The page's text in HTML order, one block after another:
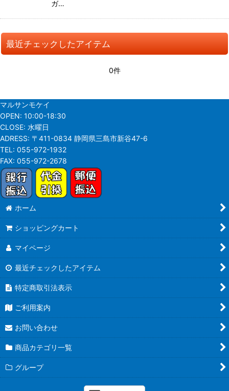
ガ…
最近チェックしたアイテム
0件
マルサンモケイ
OPEN: 10:00-18:30
CLOSE: 水曜日
ADRESS: 〒411-0834 静岡県三島市新谷47-6
TEL: 055-972-1932
FAX: 055-972-2678
ホーム
ショッピングカート
マイページ
最近チェックしたアイテム
特定商取引法表示
ご利用案内
お問い合わせ
商品カテゴリ一覧
グループ